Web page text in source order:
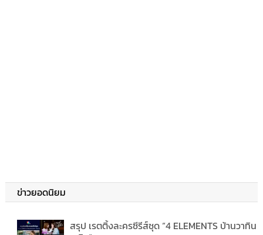
ข่าวยอดนิยม
สรุป เรตติ้งละครซีรีส์ชุด “4 ELEMENTS บ้านวาทิน